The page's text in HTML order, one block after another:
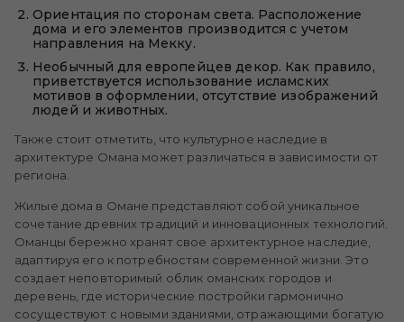
Ориентация по сторонам света. Расположение
дома и его элементов производится с учетом
направления на Мекку.
Необычный для европейцев декор. Как правило,
приветствуется использование исламских
мотивов в оформлении, отсутствие изображений
людей и животных.
Также стоит отметить, что культурное наследие в
архитектуре Омана может различаться в зависимости от
региона.
Жилые дома в Омане представляют собой уникальное
сочетание древних традиций и инновационных технологий.
Оманцы бережно хранят свое архитектурное наследие,
адаптируя его к потребностям современной жизни. Это
создает неповторимый облик оманских городов и
деревень, где исторические постройки гармонично
сосуществуют с новыми зданиями, отражающими богатую